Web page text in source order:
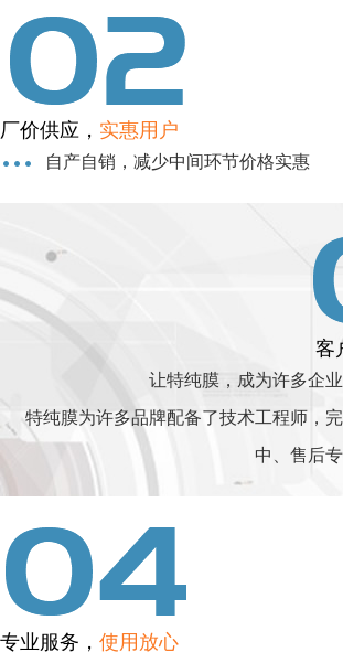
厂价供应， 实惠用户
自产自销，减少中间环节价格实惠
客
让特纯膜，成为许多企
特纯膜为许多品牌配备了技术工程师，
中、售后
专业服务， 使用放心